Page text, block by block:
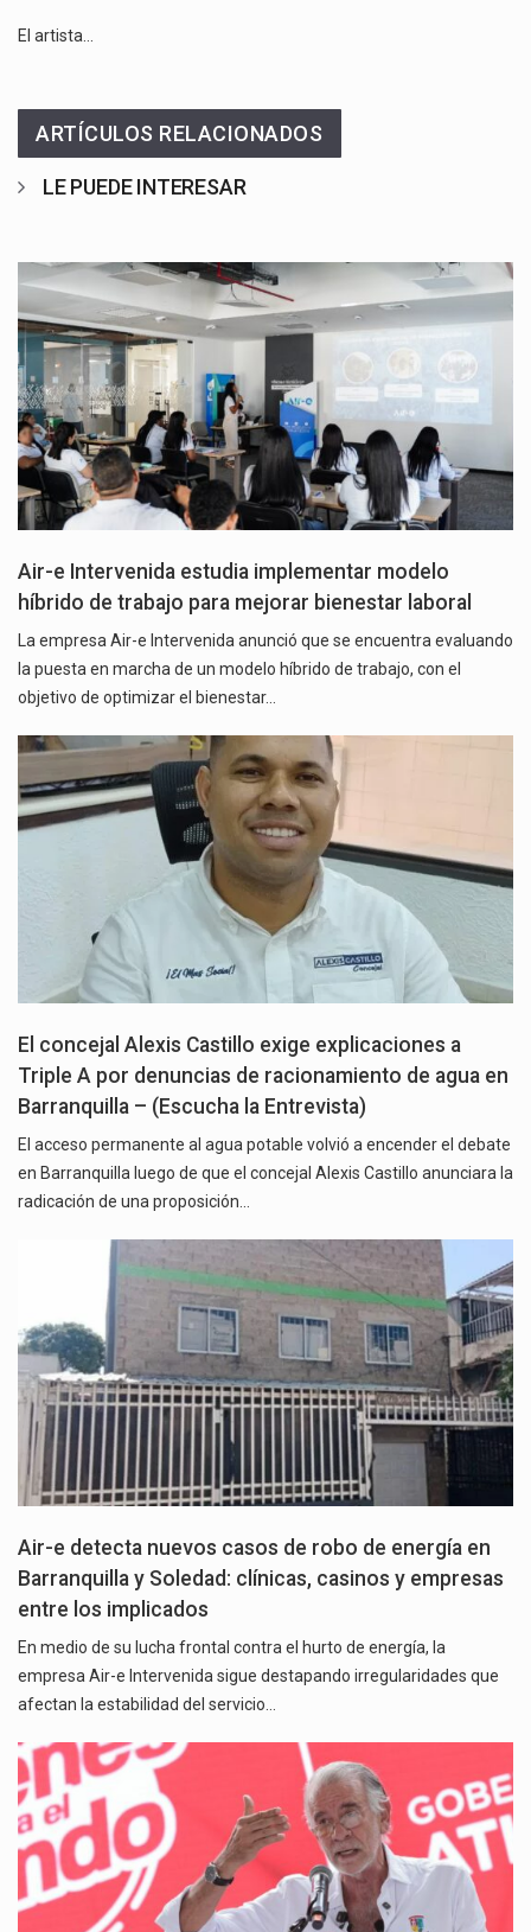
El artista…
ARTÍCULOS RELACIONADOS
LE PUEDE INTERESAR
Air-e Intervenida estudia implementar modelo
híbrido de trabajo para mejorar bienestar laboral
La empresa Air-e Intervenida anunció que se encuentra evaluando
la puesta en marcha de un modelo híbrido de trabajo, con el
objetivo de optimizar el bienestar…
El concejal Alexis Castillo exige explicaciones a
Triple A por denuncias de racionamiento de agua en
Barranquilla – (Escucha la Entrevista)
El acceso permanente al agua potable volvió a encender el debate
en Barranquilla luego de que el concejal Alexis Castillo anunciara la
radicación de una proposición…
Air-e detecta nuevos casos de robo de energía en
Barranquilla y Soledad: clínicas, casinos y empresas
entre los implicados
En medio de su lucha frontal contra el hurto de energía, la
empresa Air-e Intervenida sigue destapando irregularidades que
afectan la estabilidad del servicio…